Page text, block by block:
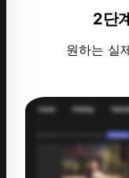
2단
원하는 실